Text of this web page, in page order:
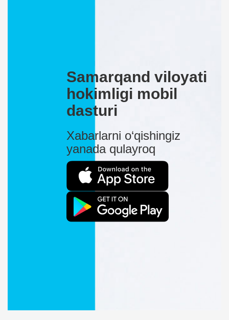
Samarqand viloyati
hokimligi mobil
dasturi
Xabarlarni o‘qishingiz
yanada qulayroq